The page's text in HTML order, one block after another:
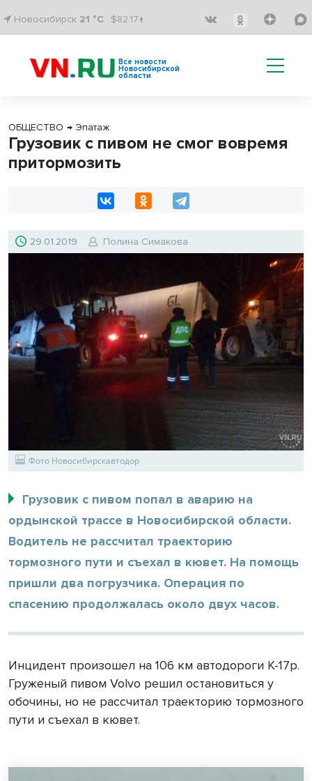
Новосибирск 21 °C $82.17↑
Все новости
Новосибирской
области
ОБЩЕСТВО → Эпатаж
Грузовик с пивом не смог вовремя
притормозить
29.01.2019 Полина Симакова
Фото Новосибирскавтодор
Грузовик с пивом попал в аварию на
ордынской трассе в Новосибирской области.
Водитель не рассчитал траекторию
тормозного пути и съехал в кювет. На помощь
пришли два погрузчика. Операция по
спасению продолжалась около двух часов.
Инцидент произошел на 106 км автодороги К-17р.
Груженый пивом Volvo решил остановиться у
обочины, но не рассчитал траекторию тормозного
пути и съехал в кювет.